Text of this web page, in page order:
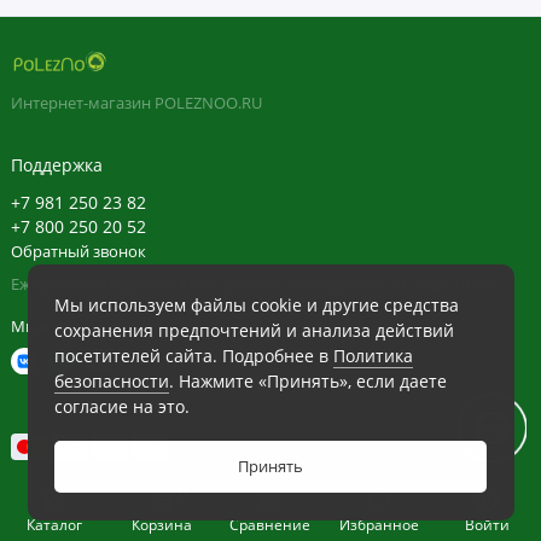
Каталог Корзина
0
Сравнение
Избранное Войти
индивидуальной непереносимости
компонентовУпаковкабанка — 1 PET, крышка — 41
Мы используем файлы cookie и другие средства
сохранения предпочтений и анализа действий
посетителей сайта. Подробнее в Политика
безопасности. Нажмите «Принять», если даете
согласие на это.
Принять
Интернет-магазин POLEZNOO.RU
Поддержка
+7 981 250 23 82
+7 800 250 20 52
Обратный звонок
Ежедневно в будние с 11:30 до 20:30, в выходные с 11:30 до 19:30
Мы в сети